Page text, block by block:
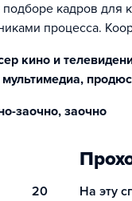
подборе кадров
процесса.
кино и
заочно, заочно
20 На эту